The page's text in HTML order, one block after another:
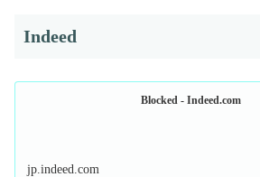
Indeed
Blocked - Indeed.com
jp.indeed.com